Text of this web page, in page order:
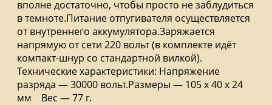
вполне достаточно, чтобы просто не заблудиться
в темноте.Питание отпугивателя осуществляется
от внутреннего аккумулятора.Заряжается
напрямую от сети 220 вольт (в комплекте идёт
компакт-шнур со стандартной вилкой).
Технические характеристики: Напряжение
разряда — 30000 вольт.Размеры — 105 х 40 х 24
мм Вес — 77 г.